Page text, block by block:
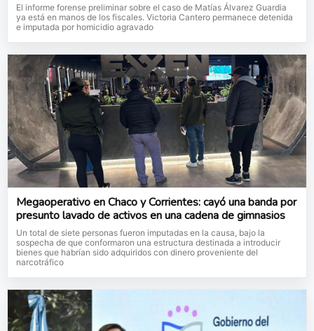
El informe forense preliminar sobre el caso de Matías Álvarez Guardia
ya está en manos de los fiscales. Victoria Cantero permanece detenida
e imputada por homicidio agravado
Megaoperativo en Chaco y Corrientes: cayó una banda por
presunto lavado de activos en una cadena de gimnasios
Un total de siete personas fueron imputadas en la causa, bajo la
sospecha de que conformaron una estructura destinada a introducir
bienes que habrían sido adquiridos con dinero proveniente del
narcotráfico